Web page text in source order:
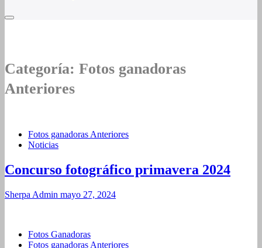
Categoría: Fotos ganadoras
Anteriores
Fotos ganadoras Anteriores
Noticias
Concurso fotográfico primavera 2024
Sherpa Admin mayo 27, 2024
Fotos Ganadoras
Fotos ganadoras Anteriores